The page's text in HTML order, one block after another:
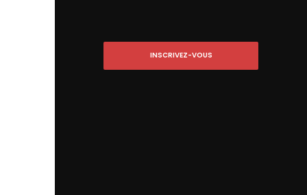
INSCRIVEZ-VOUS